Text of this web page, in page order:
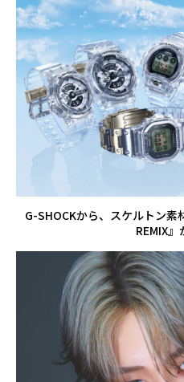
G-SHOCKから、スケルトン素
REMIX』